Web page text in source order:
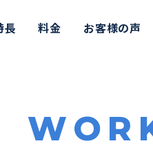
長 料金 お客様の声